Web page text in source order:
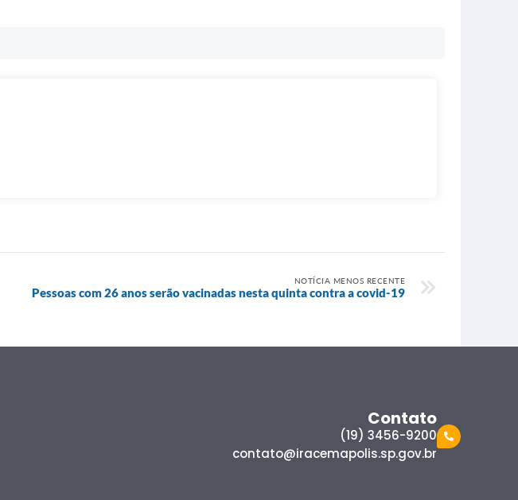
NOTÍCIA MENOS RECENTE
Pessoas com 26 anos serão vacinadas nesta quinta contra a covid-19
Contato
(19) 3456-9200
contato@iracemapolis.sp.gov.br